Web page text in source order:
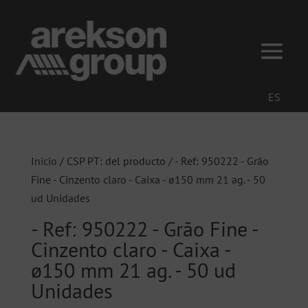
ES
Inicio / CSP PT: del producto / - Ref: 950222 - Grão
Fine - Cinzento claro - Caixa - ø150 mm 21 ag. - 50
ud Unidades
- Ref: 950222 - Grão Fine -
Cinzento claro - Caixa -
ø150 mm 21 ag. - 50 ud
Unidades